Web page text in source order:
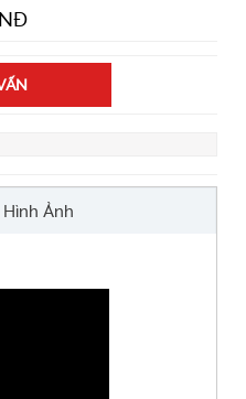
Hình Ảnh